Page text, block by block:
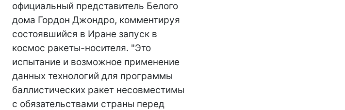
официальный представитель Белого
дома Гордон Джондро, комментируя
состоявшийся в Иране запуск в
космос ракеты-носителя. "Это
испытание и возможное применение
данных технологий для программы
баллистических ракет несовместимы
с обязательствами страны перед